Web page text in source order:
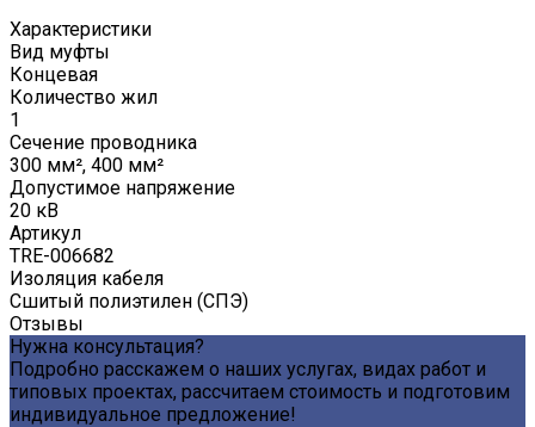
Характеристики
Вид муфты
Концевая
Количество жил
1
Сечение проводника
300 мм², 400 мм²
Допустимое напряжение
20 кВ
Артикул
TRE-006682
Изоляция кабеля
Сшитый полиэтилен (СПЭ)
Отзывы
Нужна консультация?
Подробно расскажем о наших услугах, видах работ и
типовых проектах, рассчитаем стоимость и подготовим
индивидуальное предложение!